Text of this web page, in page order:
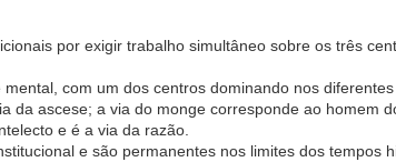
por exigir trabalho simultâneo sobre os três
com um dos centros dominando nos
da ascese; a via do monge corresponde ao homem
e é a via da razão.
e são permanentes nos limites dos tempos